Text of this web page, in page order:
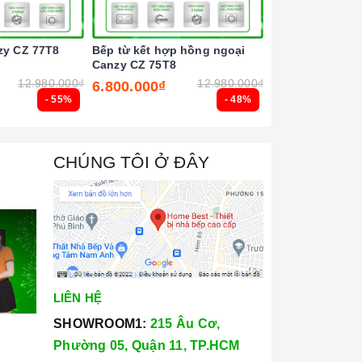
- 55%
CZ 77T8
12.980.000₫
- 48%
Bếp từ kết hợp hồng ngoại
Canzy CZ 75T8
6.800.000₫ 12.980.000₫
CHÚNG TÔI Ở ĐÂY
LIÊN HỆ
SHOWROOM1: 215 Âu Cơ,
Phường 05, Quận 11, TP.HCM